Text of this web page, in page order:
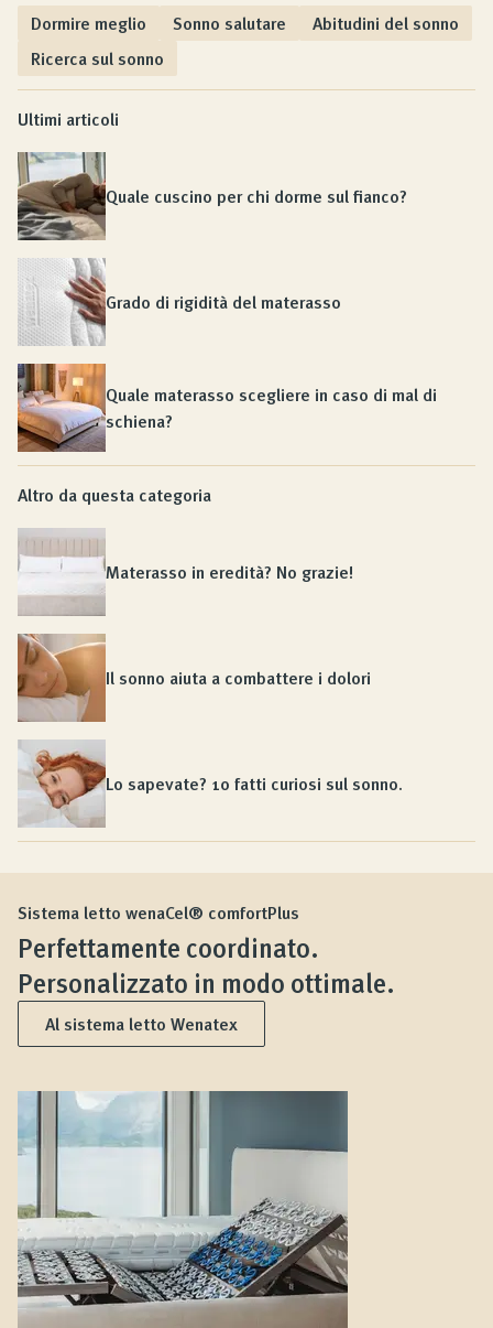
Dormire meglio Sonno salutare
Abitudini del sonno
Ricerca sul sonno
Ultimi articoli
Quale cuscino per chi dorme sul fianco?
Grado di rigidità del materasso
Quale materasso scegliere in caso di mal di
schiena?
Altro da questa categoria
Materasso in eredità? No grazie!
Il sonno aiuta a combattere i dolori
Lo sapevate? 10 fatti curiosi sul sonno.
Sistema letto wenaCel® comfortPlus
Perfettamente coordinato.
Personalizzato in modo ottimale.
Al sistema letto Wenatex